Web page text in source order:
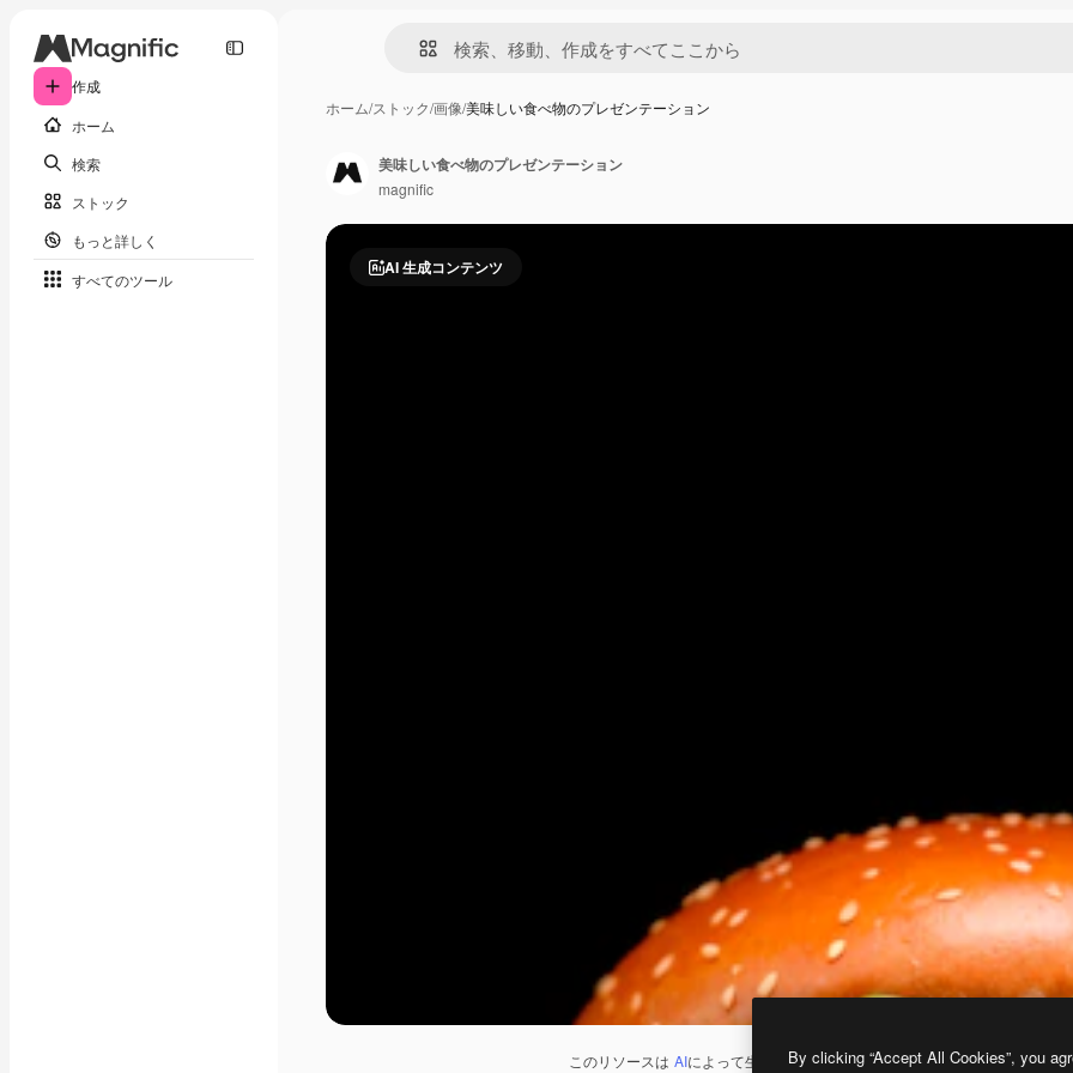
作成
ホーム
検索
ストック
もっと詳しく
すべてのツール
ホーム/ストック/画像/美味しい食べ物のプレゼンテーション
AI 生成コンテンツ
このリソースは AIによって生成されたものです。 AI画像生成ツールを使うと
美味しい食べ物のプレゼンテーション
magnific
By clicking “Accept All Cookies”, you